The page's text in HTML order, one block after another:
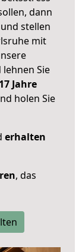
dann
stellen
mit
Sie
Jahre
holen Sie
erhalten
, das